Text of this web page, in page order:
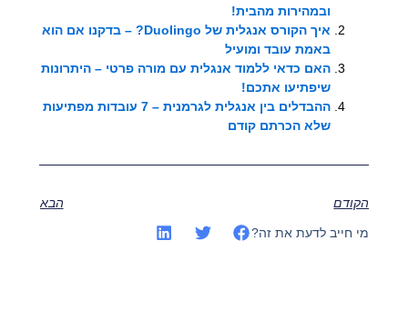
ובמהירות מהבית!
איך הקורס אנגלית של Duolingo? – בדקנו אם הוא
באמת עובד ומועיל
האם כדאי ללמוד אנגלית עם מורה פרטי – היתרונות
שיפתיעו אתכם!
ההבדלים בין אנגלית לגרמנית – 7 עובדות מפתיעות
שלא הכרתם קודם
הקודם הבא
מי חייב לדעת את זה?